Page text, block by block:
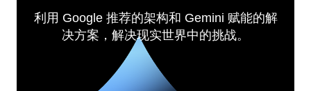
利用 Google 推荐的架构和 Gemini 赋能的解
决方案，解决现实世界中的挑战。